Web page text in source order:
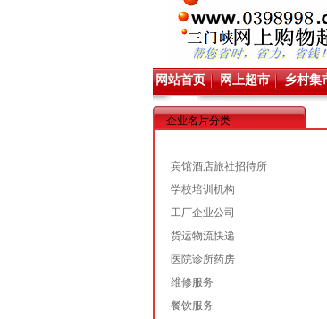
网站首页 网上超市 乡村集
企业名片分类
宾馆酒店旅社招待所
学校培训机构
工厂企业公司
货运物流快递
医院诊所药房
维修服务
餐饮服务